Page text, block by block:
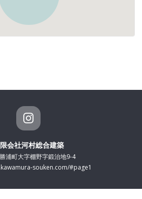
会社河村総合建築
浦町大字棚野字鍛治地9-4
souken.com/#page1